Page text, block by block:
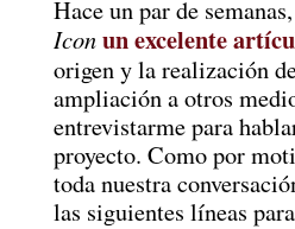
Hace un par de
Iconun excelente
origen y la realización
ampliación a otros
entrevistarme para
proyecto. Como por
toda nuestra
las siguientes líneas